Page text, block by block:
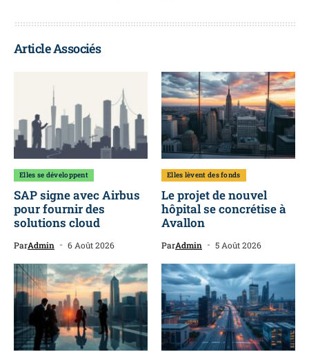
Article Associés
Elles se développent
SAP signe avec Airbus
pour fournir des
solutions cloud
ParAdmin 6 Août 2026
Elles lèvent des fonds
Le projet de nouvel
hôpital se concrétise à
Avallon
ParAdmin 5 Août 2026